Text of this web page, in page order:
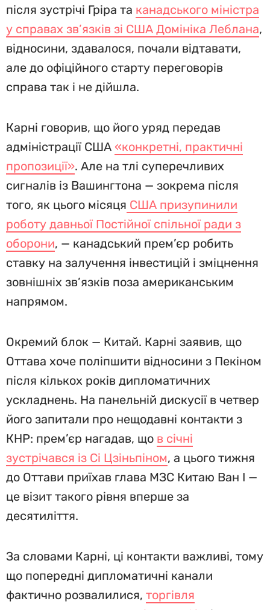
після зустрічі Гріра та канадського міністра
у справах зв’язків зі США Домініка Леблана,
відносини, здавалося, почали відтавати,
але до офіційного старту переговорів
справа так і не дійшла.
Карні говорив, що його уряд передав
адміністрації США «конкретні, практичні
пропозиції». Але на тлі суперечливих
сигналів із Вашингтона — зокрема після
того, як цього місяця США призупинили
роботу давньої Постійної спільної ради з
оборони, — канадський прем’єр робить
ставку на залучення інвестицій і зміцнення
зовнішніх зв’язків поза американським
напрямом.
Окремий блок — Китай. Карні заявив, що
Оттава хоче поліпшити відносини з Пекіном
після кількох років дипломатичних
ускладнень. На панельній дискусії в четвер
його запитали про нещодавні контакти з
КНР: прем’єр нагадав, що в січні
зустрічався із Сі Цзіньпіном, а цього тижня
до Оттави приїхав глава МЗС Китаю Ван І —
це візит такого рівня вперше за
десятиліття.
За словами Карні, ці контакти важливі, тому
що попередні дипломатичні канали
фактично розвалилися, торгівля